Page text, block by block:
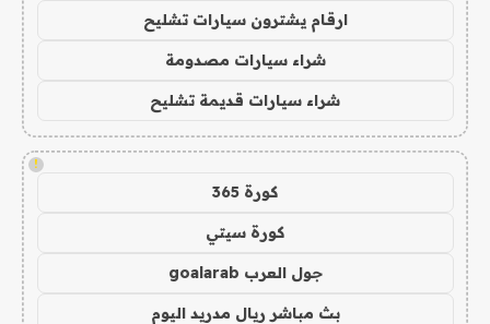
ارقام يشترون سيارات تشليح
شراء سيارات مصدومة
شراء سيارات قديمة تشليح
!
كورة 365
كورة سيتي
جول العرب goalarab
بث مباشر ريال مدريد اليوم